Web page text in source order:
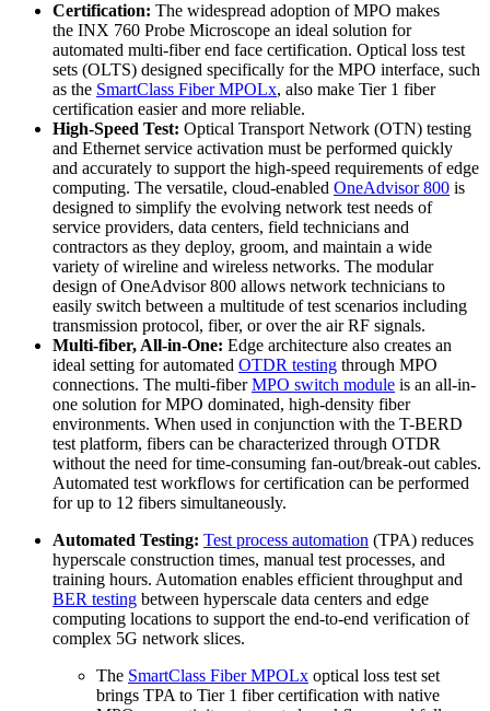
Certification: The widespread adoption of MPO makes
the INX 760 Probe Microscope an ideal solution for
automated multi-fiber end face certification. Optical loss test
sets (OLTS) designed specifically for the MPO interface, such
as the SmartClass Fiber MPOLx, also make Tier 1 fiber
certification easier and more reliable.
High-Speed Test: Optical Transport Network (OTN) testing
and Ethernet service activation must be performed quickly
and accurately to support the high-speed requirements of edge
computing. The versatile, cloud-enabled OneAdvisor 800 is
designed to simplify the evolving network test needs of
service providers, data centers, field technicians and
contractors as they deploy, groom, and maintain a wide
variety of wireline and wireless networks. The modular
design of OneAdvisor 800 allows network technicians to
easily switch between a multitude of test scenarios including
transmission protocol, fiber, or over the air RF signals.
Multi-fiber, All-in-One: Edge architecture also creates an
ideal setting for automated OTDR testing through MPO
connections. The multi-fiberMPO switch module is an all-in-
one solution for MPO dominated, high-density fiber
environments. When used in conjunction with the T-BERD
test platform, fibers can be characterized through OTDR
without the need for time-consuming fan-out/break-out cables.
Automated test workflows for certification can be performed
for up to 12 fibers simultaneously.
Automated Testing: Test process automation (TPA) reduces
hyperscale construction times, manual test processes, and
training hours. Automation enables efficient throughput and
BER testing between hyperscale data centers and edge
computing locations to support the end-to-end verification of
complex 5G network slices.
The SmartClass Fiber MPOLx optical loss test set
brings TPA to Tier 1 fiber certification with native